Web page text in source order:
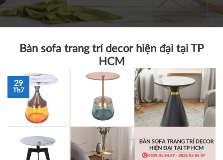
Bàn sofa trang trí decor hiện đại tại TP
HCM
29
Th7